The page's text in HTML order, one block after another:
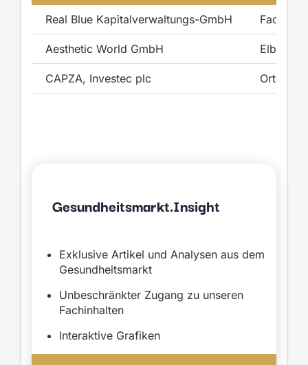
Real Blue Kapitalverwaltungs-GmbH
Aesthetic World GmbH Elbklinik
CAPZA, Investec plc Ortivity
Gesundheitsmarkt.Insight
Exklusive Artikel und Analysen aus dem
Gesundheitsmarkt
Unbeschränkter Zugang zu unseren
Fachinhalten
Interaktive Grafiken